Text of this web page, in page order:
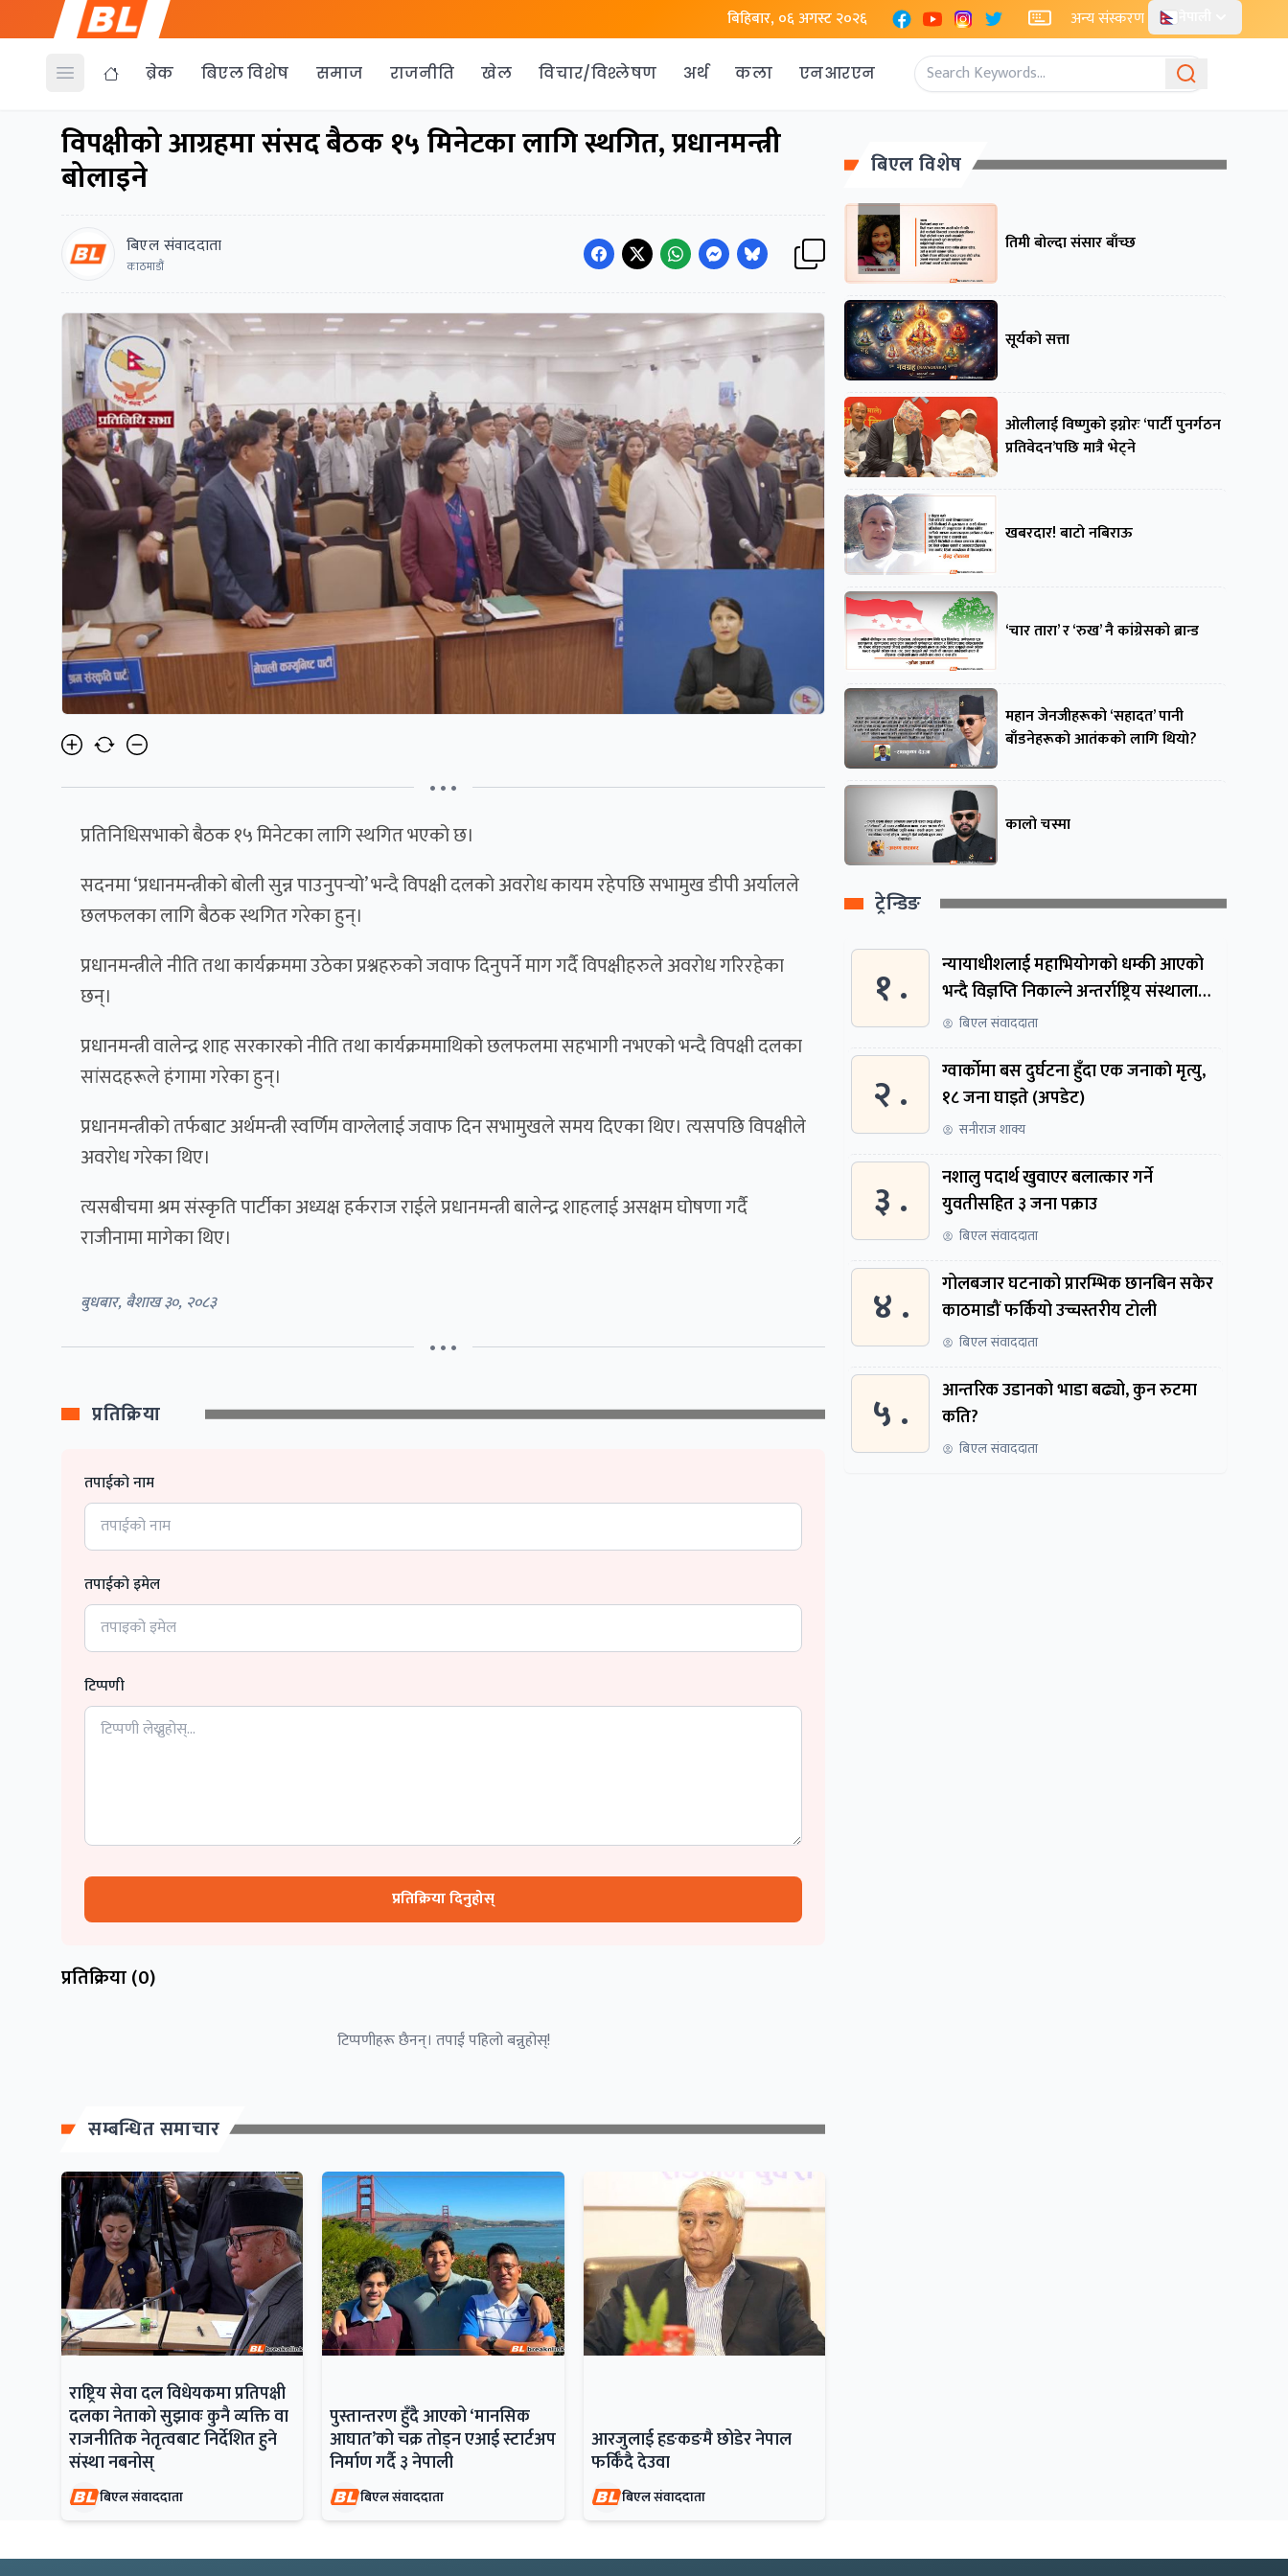
बिहिबार, ०६ अगस्ट २०२६ FacebookYouTubeInstagram
X अन्य संस्करण
Open menu ब्रेक बिएल विशेष समाज राजनीति खेल विचार/विश्लेषण अर्थ कला एनआरएन
विपक्षीको आग्रहमा संसद बैठक १५ मिनेटका लागि स्थगित, प्रधानमन्त्री
बोलाइने
बिएल संवाददाता
काठमाडौं
• • •
प्रतिनिधिसभाको बैठक १५ मिनेटका लागि स्थगित भएको छ।
सदनमा ‘प्रधानमन्त्रीको बोली सुन्न पाउनुपर्‍यो’ भन्दै विपक्षी दलको अवरोध कायम रहेपछि सभामुख डीपी अर्यालले
छलफलका लागि बैठक स्थगित गरेका हुन्।
प्रधानमन्त्रीले नीति तथा कार्यक्रममा उठेका प्रश्नहरुको जवाफ दिनुपर्ने माग गर्दै विपक्षीहरुले अवरोध गरिरहेका
छन्।
प्रधानमन्त्री वालेन्द्र शाह सरकारको नीति तथा कार्यक्रममाथिको छलफलमा सहभागी नभएको भन्दै विपक्षी दलका
सांसदहरूले हंगामा गरेका हुन्।
प्रधानमन्त्रीको तर्फबाट अर्थमन्त्री स्वर्णिम वाग्लेलाई जवाफ दिन सभामुखले समय दिएका थिए। त्यसपछि विपक्षीले
अवरोध गरेका थिए।
त्यसबीचमा श्रम संस्कृति पार्टीका अध्यक्ष हर्कराज राईले प्रधानमन्त्री बालेन्द्र शाहलाई असक्षम घोषणा गर्दै
राजीनामा मागेका थिए।
बुधबार, बैशाख ३०, २०८३
• • •
प्रतिक्रिया
तपाईको नाम
तपाईको इमेल
टिप्पणी
प्रतिक्रिया दिनुहोस्
प्रतिक्रिया (0)
टिप्पणीहरू छैनन्। तपाईं पहिलो बन्नुहोस्!
सम्बन्धित समाचार
राष्ट्रिय सेवा दल विधेयकमा प्रतिपक्षी
दलका नेताको सुझावः कुनै व्यक्ति वा
राजनीतिक नेतृत्वबाट निर्देशित हुने
संस्था नबनोस्
बिएल संवाददाता
पुस्तान्तरण हुँदै आएको ‘मानसिक
आघात’को चक्र तोड्न एआई स्टार्टअप
निर्माण गर्दै ३ नेपाली
बिएल संवाददाता
आरजुलाई हङकङमै छोडेर नेपाल
फर्किँदै देउवा
बिएल संवाददाता
बिएल विशेष
तिमी बोल्दा संसार बाँच्छ
सूर्यको सत्ता
ओलीलाई विष्णुको इग्नोरः ‘पार्टी पुनर्गठन
प्रतिवेदन’पछि मात्रै भेट्ने
खबरदार! बाटो नबिराऊ
‘चार तारा’ र ‘रुख’ नै कांग्रेसको ब्रान्ड
महान जेनजीहरूको ‘सहादत’ पानी
बाँडनेहरूको आतंकको लागि थियो?
कालो चस्मा
ट्रेन्डिङ
१ .
न्यायाधीशलाई महाभियोगको धम्की आएको
भन्दै विज्ञप्ति निकाल्ने अन्तर्राष्ट्रिय संस्थालाई
संसदीय समितिमा बोलाइयो
बिएल संवाददाता
२ .
ग्वार्काेमा बस दुर्घटना हुँदा एक जनाकाे मृत्यु,
१८ जना घाइते (अपडेट)
सनीराज शाक्य
३ .
नशालु पदार्थ खुवाएर बलात्कार गर्ने
युवतीसहित ३ जना पक्राउ
बिएल संवाददाता
४ .
गोलबजार घटनाको प्रारम्भिक छानबिन सकेर
काठमाडौं फर्कियो उच्चस्तरीय टोली
बिएल संवाददाता
५ .
आन्तरिक उडानको भाडा बढ्यो, कुन रुटमा
कति?
बिएल संवाददाता